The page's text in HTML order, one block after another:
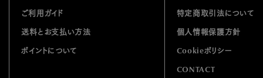
ご利用ガイド
送料とお支払い方法
ポイントについて
特定商取引法について
個人情報保護方針
Cookieポリシー
CONTACT